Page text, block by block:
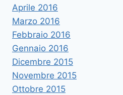
Aprile 2016
Marzo 2016
Febbraio 2016
Gennaio 2016
Dicembre 2015
Novembre 2015
Ottobre 2015